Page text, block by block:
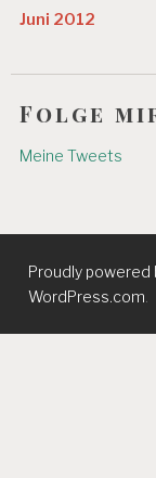
Juni 2012
Folge
Meine Tweets
Proudly powered
WordPress.com